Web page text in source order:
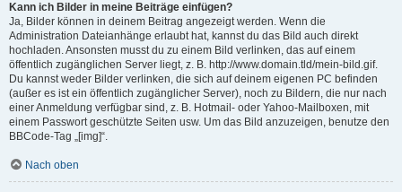
Kann ich Bilder in meine Beiträge einfügen?
Ja, Bilder können in deinem Beitrag angezeigt werden. Wenn die
Administration Dateianhänge erlaubt hat, kannst du das Bild auch direkt
hochladen. Ansonsten musst du zu einem Bild verlinken, das auf einem
öffentlich zugänglichen Server liegt, z. B. http://www.domain.tld/mein-bild.gif.
Du kannst weder Bilder verlinken, die sich auf deinem eigenen PC befinden
(außer es ist ein öffentlich zugänglicher Server), noch zu Bildern, die nur nach
einer Anmeldung verfügbar sind, z. B. Hotmail- oder Yahoo-Mailboxen, mit
einem Passwort geschützte Seiten usw. Um das Bild anzuzeigen, benutze den
BBCode-Tag „[img]“.
Nach oben